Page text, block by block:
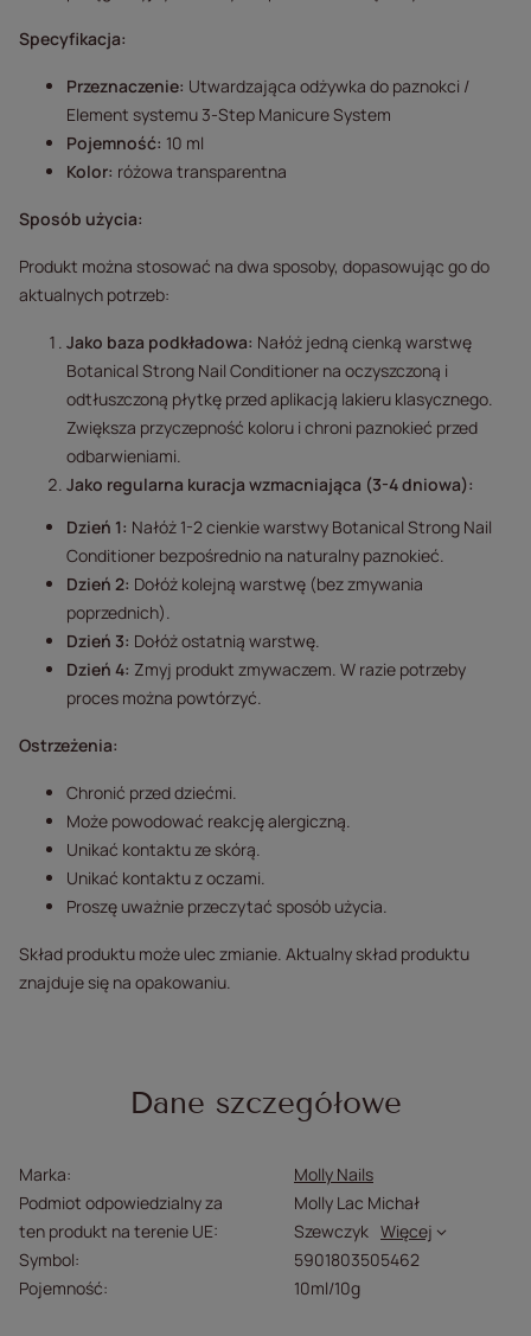
Specyfikacja:
Przeznaczenie: Utwardzająca odżywka do paznokci /
Element systemu 3-Step Manicure System
Pojemność: 10 ml
Kolor: różowa transparentna
Sposób użycia:
Produkt można stosować na dwa sposoby, dopasowując go do
aktualnych potrzeb:
Jako baza podkładowa: Nałóż jedną cienką warstwę
Botanical Strong Nail Conditioner na oczyszczoną i
odtłuszczoną płytkę przed aplikacją lakieru klasycznego.
Zwiększa przyczepność koloru i chroni paznokieć przed
odbarwieniami.
Jako regularna kuracja wzmacniająca (3-4 dniowa):
Dzień 1: Nałóż 1-2 cienkie warstwy Botanical Strong Nail
Conditioner bezpośrednio na naturalny paznokieć.
Dzień 2: Dołóż kolejną warstwę (bez zmywania
poprzednich).
Dzień 3: Dołóż ostatnią warstwę.
Dzień 4: Zmyj produkt zmywaczem. W razie potrzeby
proces można powtórzyć.
Ostrzeżenia:
Chronić przed dziećmi.
Może powodować reakcję alergiczną.
Unikać kontaktu ze skórą.
Unikać kontaktu z oczami.
Proszę uważnie przeczytać sposób użycia.
Skład produktu może ulec zmianie. Aktualny skład produktu
znajduje się na opakowaniu.
Dane szczegółowe
Marka
Molly Nails
Podmiot odpowiedzialny za
ten produkt na terenie UE
Molly Lac Michał
Szewczyk Więcej
Symbol
5901803505462
Pojemność
10ml/10g